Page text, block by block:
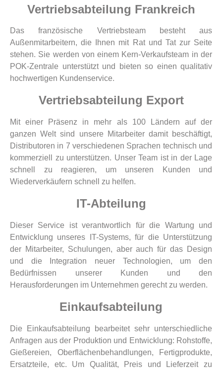
Vertriebsabteilung Frankreich
Das französische Vertriebsteam besteht aus
Außenmitarbeitern, die Ihnen mit Rat und Tat zur Seite
stehen. Sie werden von einem Kern-Verkaufsteam in der
POK-Zentrale unterstützt und bieten so einen qualitativ
hochwertigen Kundenservice.
Vertriebsabteilung Export
Mit einer Präsenz in mehr als 100 Ländern auf der
ganzen Welt sind unsere Mitarbeiter damit beschäftigt,
Distributoren in 7 verschiedenen Sprachen technisch und
kommerziell zu unterstützen. Unser Team ist in der Lage
schnell zu reagieren, um unseren Kunden und
Wiederverkäufern schnell zu helfen.
IT-Abteilung
Dieser Service ist verantwortlich für die Wartung und
Entwicklung unseres IT-Systems, für die Unterstützung
der Mitarbeiter, Schulungen, aber auch für das Design
und die Integration neuer Technologien, um den
Bedürfnissen unserer Kunden und den
Herausforderungen im Unternehmen gerecht zu werden.
Einkaufsabteilung
Die Einkaufsabteilung bearbeitet sehr unterschiedliche
Anfragen aus der Produktion und Entwicklung: Rohstoffe,
Gießereien, Oberflächenbehandlungen, Fertigprodukte,
Ersatzteile, etc. Um Qualität, Preis und Lieferzeit zu